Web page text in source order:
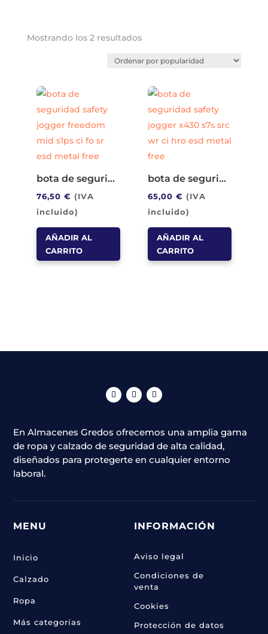
Mostrando los 2 resultadosOrdenado
popularidad
bota de seguridad safety jogger freedom mid s1ps ci fo sr esd metal free
76,50 € (IVA
incluido)
AÑADIR AL
CARRITO
bota de seguridad safety jogger x430 s7s src wr ci hro esd metal free
65,00€ (IVA
incluido)
AÑADIR AL
CARRITO
En Almacenes Gredos ofrecemos una amplia gama
de ropa y calzado de seguridad de alta calidad,
diseñados para protegerte en cualquier entorno
laboral.
MENU
Inicio
Calzado
Ropa
Más categorías
INFORMACIÓN
Aviso legal
Condiciones de
venta
Cookies
Protección de datos